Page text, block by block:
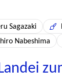
Sagazaki
Nabeshima